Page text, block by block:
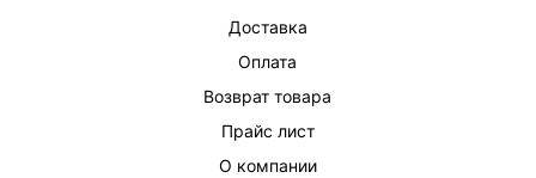
Доставка
Оплата
Возврат товара
Прайс лист
О компании